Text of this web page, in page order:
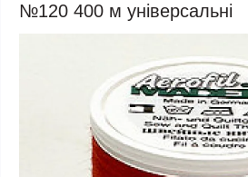
№120 400 м універсальні